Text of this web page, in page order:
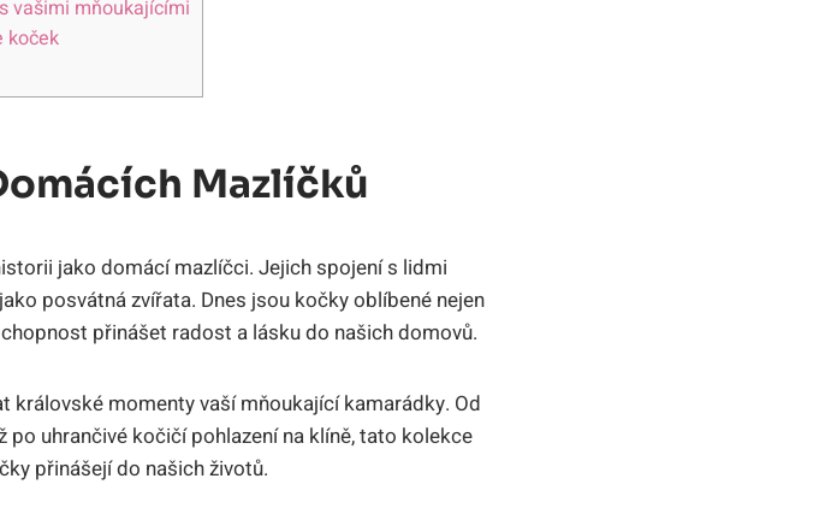
vašimi mňoukajícími
koček
Mazlíčků
jako domácí mazlíčci. Jejich spojení s lidmi
posvátná zvířata. Dnes jsou kočky oblíbené nejen
přinášet radost a lásku do našich domovů.
královské momenty vaší mňoukající kamarádky. Od
uhrančivé kočičí pohlazení na klíně, tato kolekce
přinášejí do našich životů.